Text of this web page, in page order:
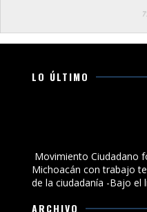
LO ÚLTIMO
Movimiento Ciudadano
Michoacán con trabajo
de la ciudadanía -Bajo el
ARCHIVO